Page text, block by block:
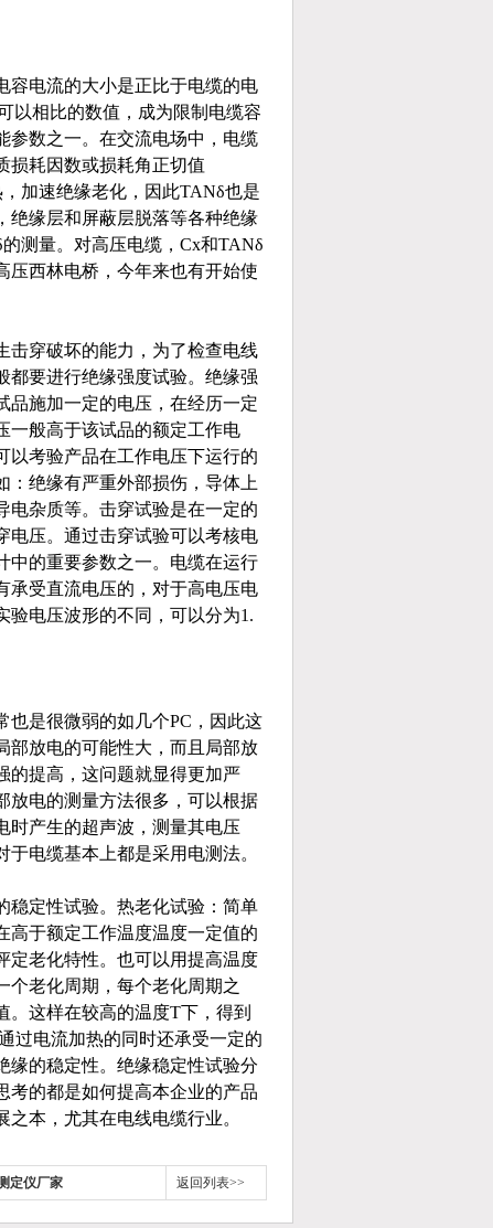
容电流的大小是正比于电缆的电
以相比的数值，成为限制电缆容
参数之一。在交流电场中，电缆
损耗因数或损耗角正切值
加速绝缘老化，因此TANδ也是
绝缘层和屏蔽层脱落等各种绝缘
测量。对高压电缆，Cx和TANδ
压西林电桥，今年来也有开始使
击穿破坏的能力，为了检查电线
都要进行绝缘强度试验。绝缘强
品施加一定的电压，在经历一定
一般高于该试品的额定工作电
以考验产品在工作电压下运行的
：绝缘有严重外部损伤，导体上
电杂质等。击穿试验是在一定的
电压。通过击穿试验可以考核电
中的重要参数之一。电缆在运行
承受直流电压的，对于高电压电
验电压波形的不同，可以分为1.
也是很微弱的如几个PC，因此这
部放电的可能性大，而且局部放
的提高，这问题就显得更加严
放电的测量方法很多，可以根据
时产生的超声波，测量其电压
电缆基本上都是采用电测法。
稳定性试验。热老化试验：简单
高于额定工作温度温度一定值的
定老化特性。也可以用提高温度
个老化周期，每个老化周期之
。这样在较高的温度T下，得到
过电流加热的同时还承受一定的
缘的稳定性。绝缘稳定性试验分
考的都是如何提高本企业的产品
本，尤其在电线电缆行业。
定仪厂家 返回列表>>